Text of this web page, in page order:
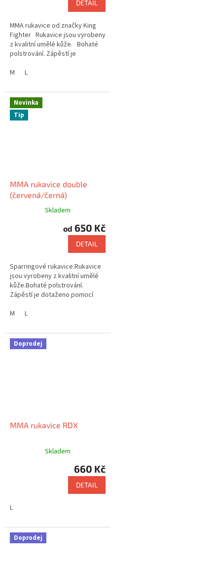
DETAIL
MMA rukavice od značky King
Fighter Rukavice jsou vyrobeny
z kvalitní umělé kůže. Bohaté
polstrování. Zápěstí je
M
L
Novinka
Tip
MMA rukavice double
(červená/černá)
Skladem
od 650 Kč
DETAIL
Sparringové rukavice.Rukavice
jsou vyrobeny z kvalitní umělé
kůže.Bohaté polstrování.
Zápěstí je dotaženo pomocí
vybaven suchým zipem.
M L
Doprodej
MMA rukavice RDX
Skladem
660 Kč
DETAIL
L
Doprodej